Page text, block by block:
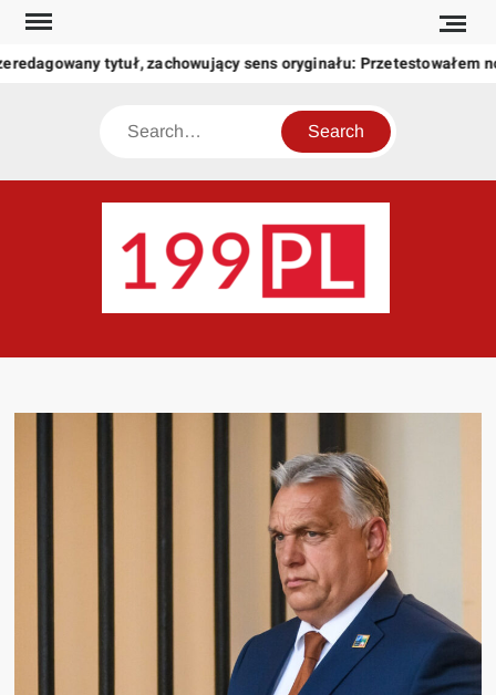
Skip
content
tytuł, zachowujący sens oryginału: Przetestowałem
Search
świat